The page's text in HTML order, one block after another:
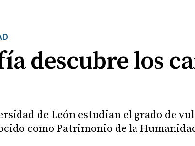
descubre los
de León estudian el grado de
como Patrimonio de la